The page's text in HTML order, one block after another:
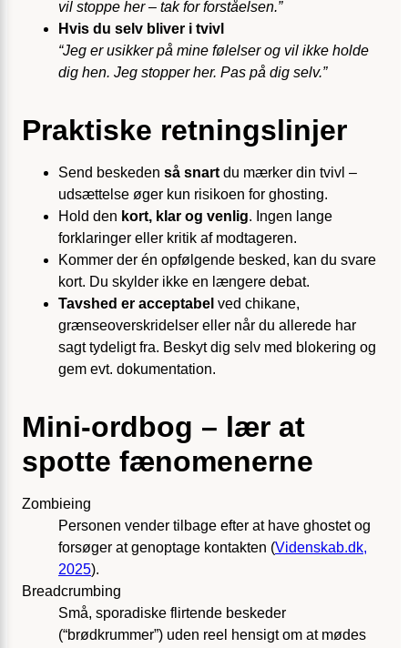
vil stoppe her – tak for forståelsen.”
Hvis du selv bliver i tvivl
“Jeg er usikker på mine følelser og vil ikke holde
dig hen. Jeg stopper her. Pas på dig selv.”
Praktiske retningslinjer
Send beskeden så snart du mærker din tvivl –
udsættelse øger kun risikoen for ghosting.
Hold den kort, klar og venlig. Ingen lange
forklaringer eller kritik af modtageren.
Kommer der én opfølgende besked, kan du svare
kort. Du skylder ikke en længere debat.
Tavshed er acceptabel ved chikane,
grænseoverskridelser eller når du allerede har
sagt tydeligt fra. Beskyt dig selv med blokering og
gem evt. dokumentation.
Mini-ordbog – lær at
spotte fænomenerne
Zombieing
Personen vender tilbage efter at have ghostet og
forsøger at genoptage kontakten (Videnskab.dk,
2025).
Breadcrumbing
Små, sporadiske flirtende beskeder
(“brødkrummer”) uden reel hensigt om at mødes